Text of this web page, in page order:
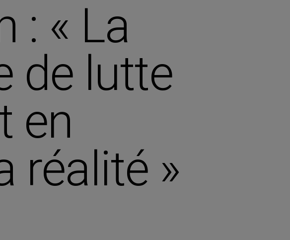
: « La
de lutte
en
réalité »